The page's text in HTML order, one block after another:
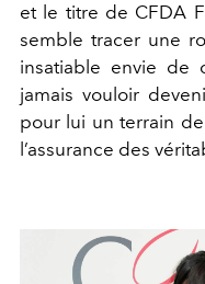
et le titre de CFDA
semble tracer une
insatiable envie de
jamais vouloir
pour lui un terrain
l’assurance des